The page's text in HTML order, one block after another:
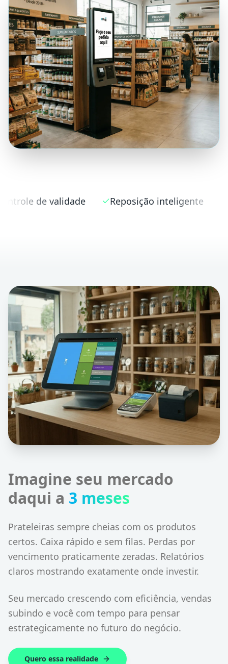
Reposição inteligente NFC-e automática
Imagine seu mercado
daqui a 3 meses
Prateleiras sempre cheias com os produtos
certos. Caixa rápido e sem filas. Perdas por
vencimento praticamente zeradas. Relatórios
claros mostrando exatamente onde investir.
Seu mercado crescendo com eficiência, vendas
subindo e você com tempo para pensar
estrategicamente no futuro do negócio.
Quero essa realidade